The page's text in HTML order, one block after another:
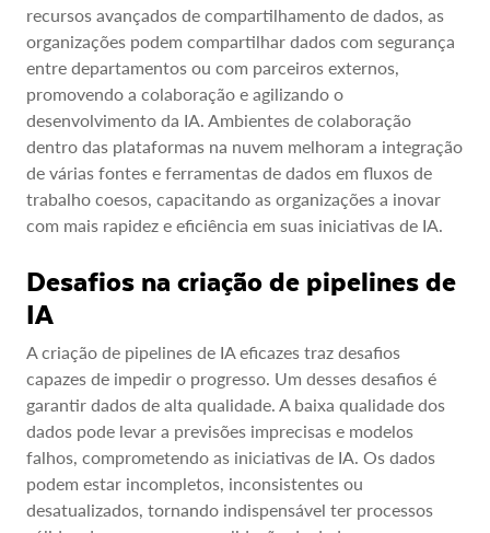
recursos avançados de compartilhamento de dados, as
organizações podem compartilhar dados com segurança
entre departamentos ou com parceiros externos,
promovendo a colaboração e agilizando o
desenvolvimento da IA. Ambientes de colaboração
dentro das plataformas na nuvem melhoram a integração
de várias fontes e ferramentas de dados em fluxos de
trabalho coesos, capacitando as organizações a inovar
com mais rapidez e eficiência em suas iniciativas de IA.
Desafios na criação de pipelines de
IA
A criação de pipelines de IA eficazes traz desafios
capazes de impedir o progresso. Um desses desafios é
garantir dados de alta qualidade. A baixa qualidade dos
dados pode levar a previsões imprecisas e modelos
falhos, comprometendo as iniciativas de IA. Os dados
podem estar incompletos, inconsistentes ou
desatualizados, tornando indispensável ter processos